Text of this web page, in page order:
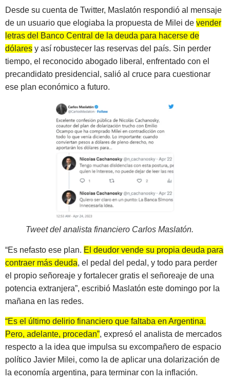
Desde su cuenta de Twitter, Maslatón respondió al mensaje
de un usuario que elogiaba la propuesta de Milei de vender
letras del Banco Central de la deuda para hacerse de
dólares y así robustecer las reservas del país. Sin perder
tiempo, el reconocido abogado liberal, enfrentado con el
precandidato presidencial, salió al cruce para cuestionar
ese plan económico a futuro.
Tweet del analista financiero Carlos Maslatón.
“Es nefasto ese plan. El deudor vende su propia deuda para
contraer más deuda, el pedal del pedal, y todo para perder
el propio señoreaje y fortalecer gratis el señoreaje de una
potencia extranjera”, escribió Maslatón este domingo por la
mañana en las redes.
“Es el último delirio financiero que faltaba en Argentina.
Pero, adelante, procedan”, expresó el analista de mercados
respecto a la idea que impulsa su excompañero de espacio
político Javier Milei, como la de aplicar una dolarización de
la economía argentina, para terminar con la inflación.